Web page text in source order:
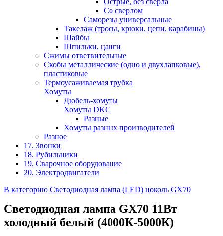
Со сверлом
Саморезы универсальные
Такелаж (тросы, крюки, цепи, карабины)
Шайбы
Шпильки, цанги
Сжимы ответвительные
Скобы металлические (одно и двухлапковые),
пластиковые
Термоусаживаемая трубка
Хомуты
Дюбель-хомуты
Хомуты DKC
Разные
Хомуты разных производителей
Разное
17. Звонки
18. Рубильники
19. Сварочное оборудование
20. Электродвигатели
В категорию Светодиодная лампа (LED) цоколь GX70
Светодиодная лампа GX70 11Вт
холодный белый (4000К-5000К)